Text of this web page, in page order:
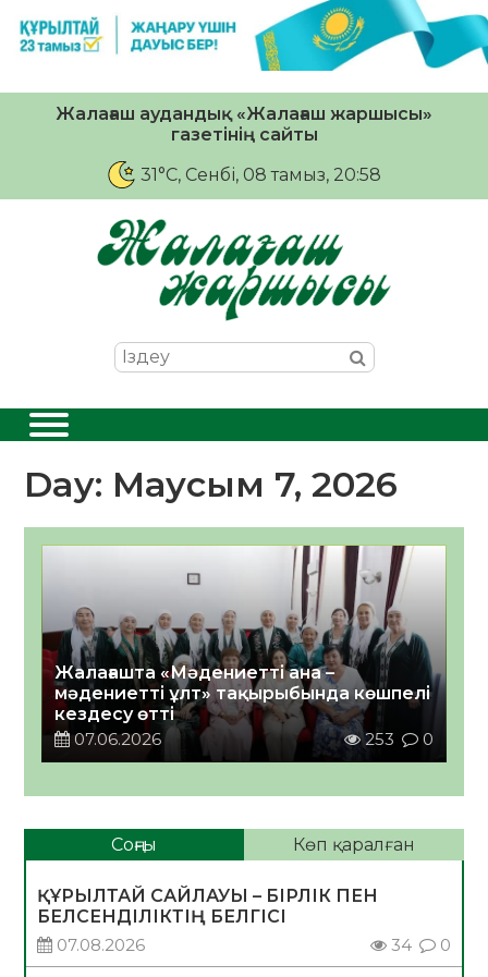
Жалағаш аудандық «Жалағаш жаршысы»
газетінің сайты
31°C, Сенбі, 08 тамыз, 20:58
Day: Маусым 7, 2026
Жалағашта «Мәдениетті ана –
мәдениетті ұлт» тақырыбында көшпелі
кездесу өтті
07.06.2026
253 0
Соңғы Көп қаралған
ҚҰРЫЛТАЙ САЙЛАУЫ – БІРЛІК ПЕН
БЕЛСЕНДІЛІКТІҢ БЕЛГІСІ
07.08.2026
34 0